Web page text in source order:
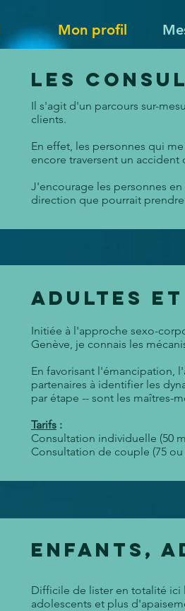
Mon profil
Les
Il s'agit d'un parcours sur-
clients.
En effet, les personnes qui
encore traversent un accident
J'encourage les personnes
direction que pourrait
Adultes
Initiée à l'approche sexo-
Genève, je connais les
En favorisant l'émancipation,
partenaires à identifier les
par étape -- sont les maîtres-
Tarifs :
Consultation individuelle (50
Consultation de couple (75 ou
Enfants,
Difficile de lister en totalité ici
adolescents et plus